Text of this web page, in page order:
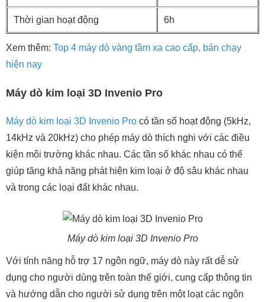
Thời gian hoạt động 6h
Xem thêm: Top 4 máy dò vàng tầm xa cao cấp, bán chạy
hiện nay
Máy dò kim loại 3D Invenio Pro
Máy dò kim loại 3D Invenio Pro có tần số hoạt động (5kHz,
14kHz và 20kHz) cho phép máy dò thích nghi với các điều
kiện môi trường khác nhau. Các tần số khác nhau có thể
giúp tăng khả năng phát hiện kim loại ở độ sâu khác nhau
và trong các loại đất khác nhau.
Máy dò kim loại 3D Invenio Pro
Với tính năng hỗ trợ 17 ngôn ngữ, máy dò này rất dễ sử
dụng cho người dùng trên toàn thế giới, cung cấp thông tin
và hướng dẫn cho người sử dụng trên một loạt các ngôn